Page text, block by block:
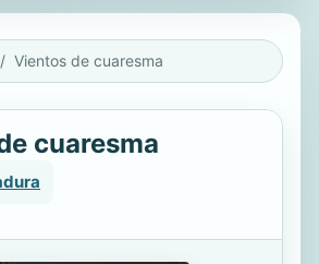
Vientos de cuaresma
cuaresma